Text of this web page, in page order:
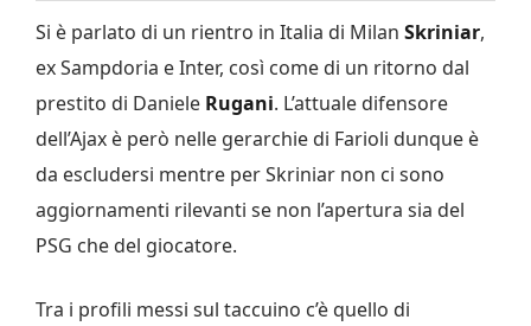
Si è parlato di un rientro in Italia di Milan Skriniar,
ex Sampdoria e Inter, così come di un ritorno dal
prestito di Daniele Rugani. L’attuale difensore
dell’Ajax è però nelle gerarchie di Farioli dunque è
da escludersi mentre per Skriniar non ci sono
aggiornamenti rilevanti se non l’apertura sia del
PSG che del giocatore.
Tra i profili messi sul taccuino c’è quello di